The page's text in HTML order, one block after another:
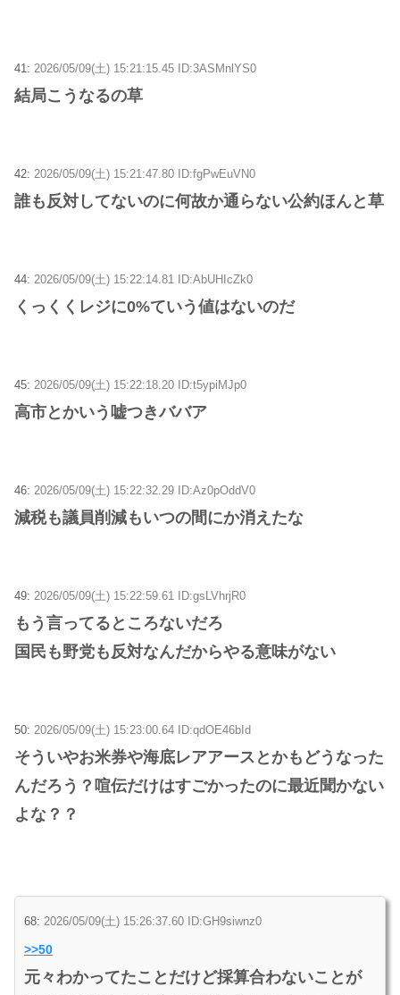
41: 2026/05/09(土) 15:21:15.45 ID:3ASMnlYS0
結局こうなるの草
42: 2026/05/09(土) 15:21:47.80 ID:fgPwEuVN0
誰も反対してないのに何故か通らない公約ほんと草
44: 2026/05/09(土) 15:22:14.81 ID:AbUHIcZk0
くっくくレジに0%ていう値はないのだ
45: 2026/05/09(土) 15:22:18.20 ID:t5ypiMJp0
高市とかいう嘘つきババア
46: 2026/05/09(土) 15:22:32.29 ID:Az0pOddV0
減税も議員削減もいつの間にか消えたな
49: 2026/05/09(土) 15:22:59.61 ID:gsLVhrjR0
もう言ってるところないだろ
国民も野党も反対なんだからやる意味がない
50: 2026/05/09(土) 15:23:00.64 ID:qdOE46bId
そういやお米券や海底レアアースとかもどうなった
んだろう？喧伝だけはすごかったのに最近聞かない
よな？？
68: 2026/05/09(土) 15:26:37.60 ID:GH9siwnz0
>>50
元々わかってたことだけど採算合わないことが